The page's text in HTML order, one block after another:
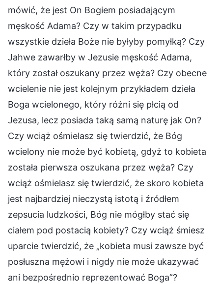
mówić, że jest On Bogiem posiadającym
męskość Adama? Czy w takim przypadku
wszystkie dzieła Boże nie byłyby pomyłką? Czy
Jahwe zawarłby w Jezusie męskość Adama,
który został oszukany przez węża? Czy obecne
wcielenie nie jest kolejnym przykładem dzieła
Boga wcielonego, który różni się płcią od
Jezusa, lecz posiada taką samą naturę jak On?
Czy wciąż ośmielasz się twierdzić, że Bóg
wcielony nie może być kobietą, gdyż to kobieta
została pierwsza oszukana przez węża? Czy
wciąż ośmielasz się twierdzić, że skoro kobieta
jest najbardziej nieczystą istotą i źródłem
zepsucia ludzkości, Bóg nie mógłby stać się
ciałem pod postacią kobiety? Czy wciąż śmiesz
uparcie twierdzić, że „kobieta musi zawsze być
posłuszna mężowi i nigdy nie może ukazywać
ani bezpośrednio reprezentować Boga”?